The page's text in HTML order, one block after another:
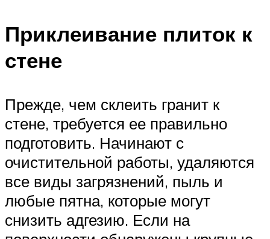
Приклеивание плиток к
стене
Прежде, чем склеить гранит к
стене, требуется ее правильно
подготовить. Начинают с
очистительной работы, удаляются
все виды загрязнений, пыль и
любые пятна, которые могут
снизить адгезию. Если на